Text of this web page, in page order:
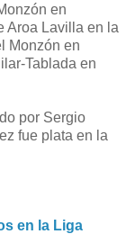
en
Aroa Lavilla en la
Monzón en
Tablada en
por Sergio
fue plata en la
en la Liga